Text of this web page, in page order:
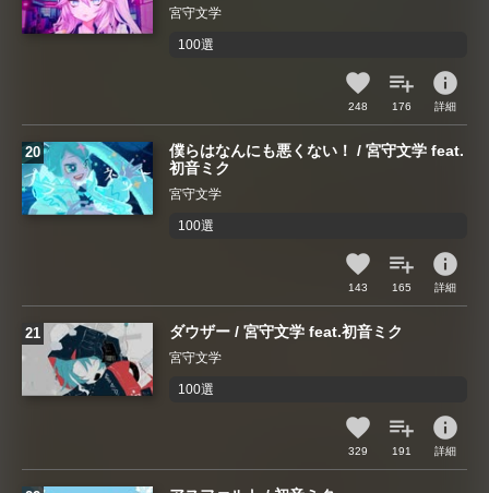
宮守文学
100選
248 176
info
詳細
僕らはなんにも悪くない！ / 宮守文学 feat.
初音ミク
宮守文学
100選
143 165
info
詳細
ダウザー / 宮守文学 feat.初音ミク
宮守文学
100選
329 191
info
詳細